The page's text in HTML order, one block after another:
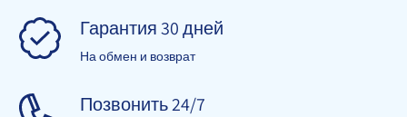
Гарантия 30 дней
На обмен и возврат
Позвонить 24/7